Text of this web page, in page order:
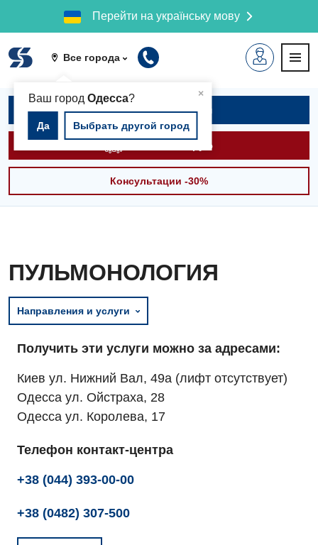
Перейти на українську мову
Все города
×
Ваш город Одесса?
Да Выбрать другой город
Записаться на приём
Вызвать скорую
Консультации -30%
ПУЛЬМОНОЛОГИЯ
Направления и услуги
Получить эти услуги можно за адресами:
Киев ул. Нижний Вал, 49а (лифт отсутствует)
Одесса ул. Ойстраха, 28
Одесса ул. Королева, 17
Телефон контакт-центра
+38 (044) 393-00-00
+38 (0482) 307-500